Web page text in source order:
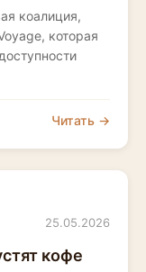
коалиция,
которая
Читать →
25.05.2026
кофе